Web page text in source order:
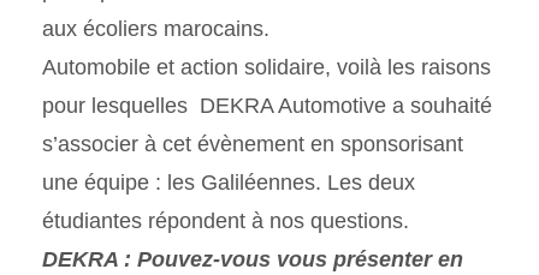
aux écoliers marocains.
Automobile et action solidaire, voilà les raisons
pour lesquelles DEKRA Automotive a souhaité
s’associer à cet évènement en sponsorisant
une équipe : les Galiléennes. Les deux
étudiantes répondent à nos questions.
DEKRA : Pouvez-vous vous présenter en